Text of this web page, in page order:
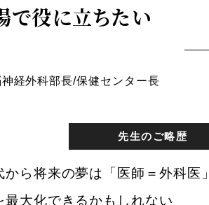
で役に立ちたい
経外科部長/保健センター長
先生のご略歴
ら将来の夢は「医師＝外科医」
大化できるかもしれない